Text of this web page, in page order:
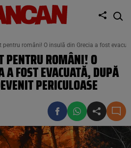
pentru români! O insulă din Grecia a fost
PENTRU ROMÂNI! O
A FOST EVACUATĂ, DUPĂ
PERICULOASE